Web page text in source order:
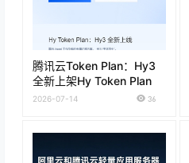
腾讯云Token Plan：Hy3
全新上架Hy Token Plan
2026-07-14 36